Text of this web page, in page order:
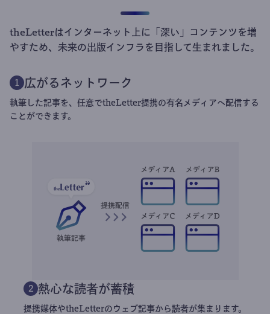
theLetterはインターネット上に「深い」コンテンツを増
やすため、未来の出版インフラを目指して生まれました。
1 広がるネットワーク
執筆した記事を、任意でtheLetter提携の有名メディアへ配信する
ことができます。
2 熱心な読者が蓄積
提携媒体やtheLetterのウェブ記事から読者が集まります。